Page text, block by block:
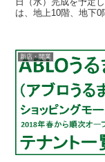
は、地上10階、地下0
新店・開業